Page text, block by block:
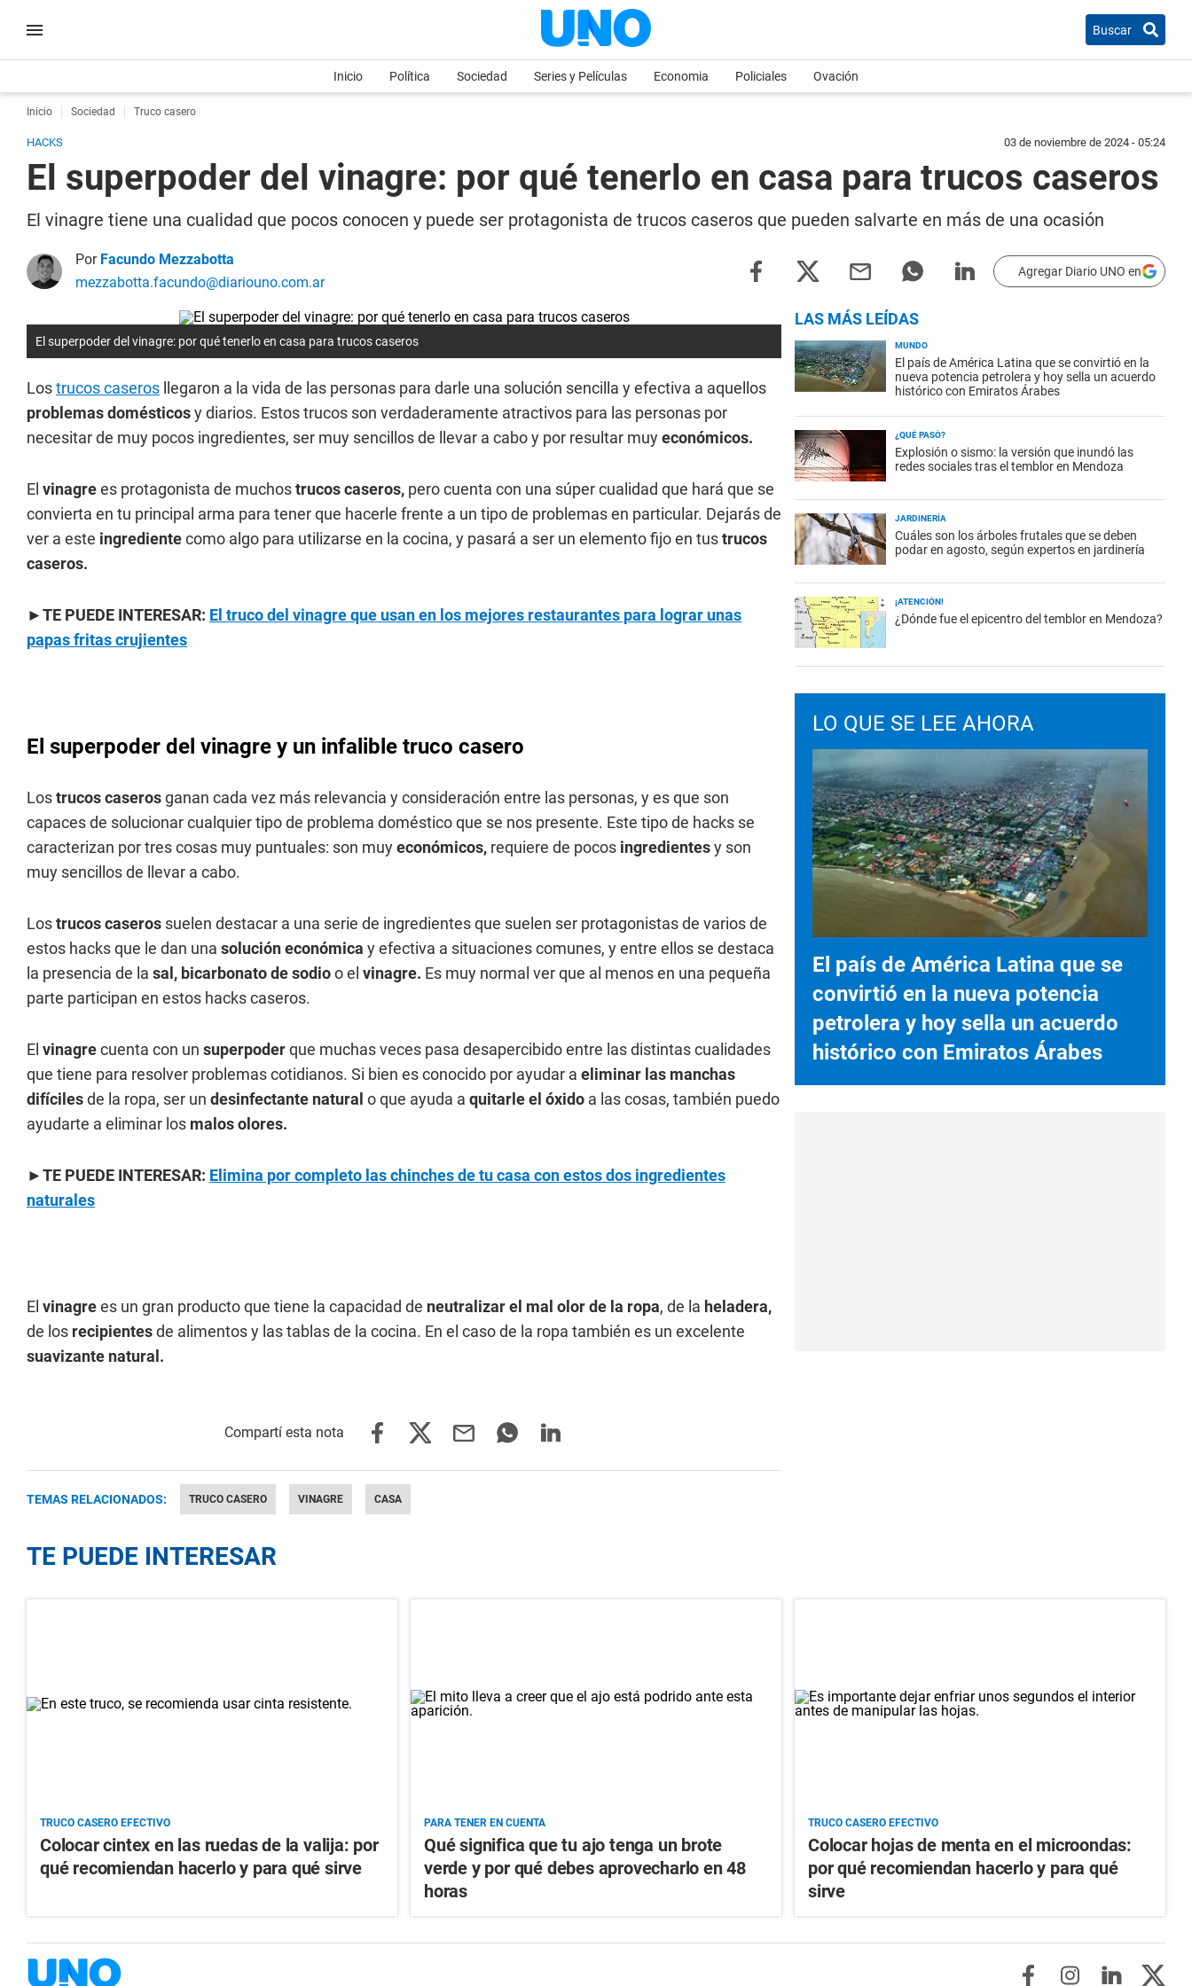
Buscar
Inicio Política Sociedad Series y Películas Economia Policiales Ovación
Inicio Sociedad Truco casero
HACKS 03 de noviembre de 2024 - 05:24
El superpoder del vinagre: por qué tenerlo en casa para trucos caseros
El vinagre tiene una cualidad que pocos conocen y puede ser protagonista de trucos caseros que pueden salvarte en más de una ocasión
Por Facundo Mezzabotta
mezzabotta.facundo@diariouno.com.ar
Agregar Diario UNO en
El superpoder del vinagre: por qué tenerlo en casa para trucos caseros
Lostrucos caseros llegaron a la vida de las personas para darle una solución sencilla y efectiva a aquellos
problemas domésticosy diarios. Estos trucos son verdaderamente atractivos para las personas por
necesitar de muy pocos ingredientes, ser muy sencillos de llevar a cabo y por resultar muyeconómicos.
El vinagrees protagonista de muchostrucos caseros, pero cuenta con una súper cualidad que hará que se
convierta en tu principal arma para tener que hacerle frente a un tipo de problemas en particular. Dejarás de
ver a este ingredientecomo algo para utilizarse en la cocina, y pasará a ser un elemento fijo en tustrucos
caseros.
►TE PUEDE INTERESAR: El truco del vinagre que usan en los mejores restaurantes para lograr unas
papas fritas crujientes
El superpoder del vinagre y un infalible truco casero
Lostrucos caserosganan cada vez más relevancia y consideración entre las personas, y es que son
capaces de solucionar cualquier tipo de problema doméstico que se nos presente. Este tipo de hacks se
caracterizan por tres cosas muy puntuales: son muyeconómicos, requiere de pocos ingredientesy son
muy sencillos de llevar a cabo.
Lostrucos caseros suelen destacar a una serie de ingredientes que suelen ser protagonistas de varios de
estos hacks que le dan una solución económica y efectiva a situaciones comunes, y entre ellos se destaca
la presencia de la sal, bicarbonato de sodioo el vinagre. Es muy normal ver que al menos en una pequeña
parte participan en estos hacks caseros.
El vinagrecuenta con un superpoderque muchas veces pasa desapercibido entre las distintas cualidades
que tiene para resolver problemas cotidianos. Si bien es conocido por ayudar a eliminar las manchas
difícilesde la ropa, ser un desinfectante natural o que ayuda a quitarle el óxido a las cosas, también puedo
ayudarte a eliminar los malos olores.
►TE PUEDE INTERESAR: Elimina por completo las chinches de tu casa con estos dos ingredientes
naturales
El vinagrees un gran producto que tiene la capacidad de neutralizar el mal olor de la ropa, de la heladera,
de los recipientesde alimentos y las tablas de la cocina. En el caso de la ropa también es un excelente
suavizante natural.
TEMAS RELACIONADOS: TRUCO CASERO VINAGRE CASA
LAS MÁS LEÍDAS
MUNDO
El país de América Latina que se convirtió en la
nueva potencia petrolera y hoy sella un acuerdo
histórico con Emiratos Árabes
¿QUÉ PASÓ?
Explosión o sismo: la versión que inundó las
redes sociales tras el temblor en Mendoza
JARDINERÍA
Cuáles son los árboles frutales que se deben
podar en agosto, según expertos en jardinería
¡ATENCIÓN!
¿Dónde fue el epicentro del temblor en Mendoza?
LO QUE SE LEE AHORA
El país de América Latina que se
convirtió en la nueva potencia
petrolera y hoy sella un acuerdo
histórico con Emiratos Árabes
TE PUEDE INTERESAR
TRUCO CASERO EFECTIVO
Colocar cintex en las ruedas de la valija: por
qué recomiendan hacerlo y para qué sirve
PARA TENER EN CUENTA
Qué significa que tu ajo tenga un brote
verde y por qué debes aprovecharlo en 48
horas
TRUCO CASERO EFECTIVO
Colocar hojas de menta en el microondas:
por qué recomiendan hacerlo y para qué
sirve